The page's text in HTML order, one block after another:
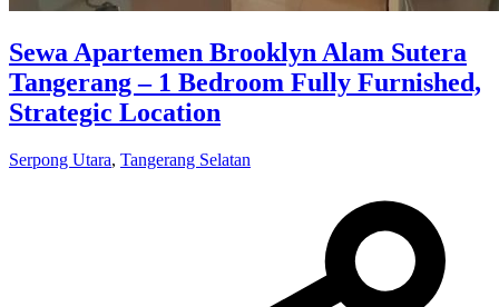
Sewa Apartemen Brooklyn Alam Sutera
Tangerang – 1 Bedroom Fully Furnished,
Strategic Location
Serpong Utara, Tangerang Selatan